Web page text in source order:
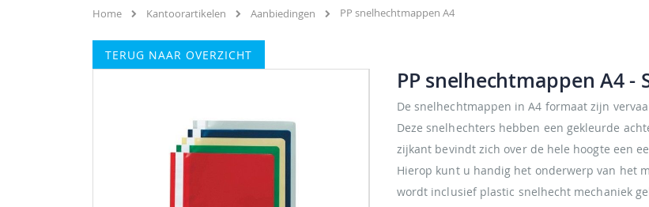
Home Kantoorartikelen Aanbiedingen PP snelhechtmappen A4
TERUG NAAR OVERZICHT
PP snelhechtmappen A4-
De snelhechtmappen in A4 formaat zijn
Deze snelhechters hebben een gekleurde
zijkant bevindt zich over de hele hoogte een
Hierop kunt u handig het onderwerp van het
wordt inclusief plastic snelhecht mechaniek